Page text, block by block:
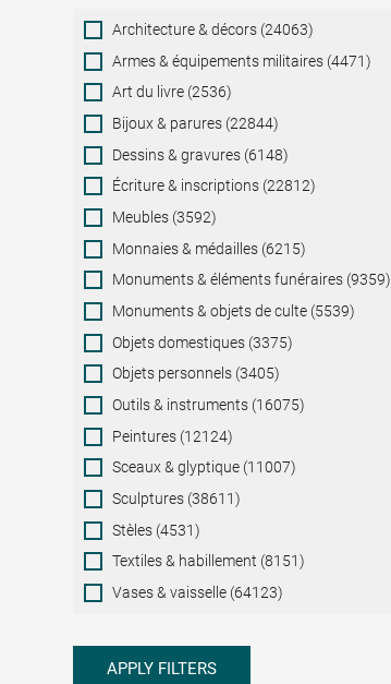
Category
Architecture & décors (24063)
Armes & équipements militaires (4471)
Art du livre (2536)
Bijoux & parures (22844)
Dessins & gravures (6148)
Écriture & inscriptions (22812)
Meubles (3592)
Monnaies & médailles (6215)
Monuments & éléments funéraires (9359)
Monuments & objets de culte (5539)
Objets domestiques (3375)
Objets personnels (3405)
Outils & instruments (16075)
Peintures (12124)
Sceaux & glyptique (11007)
Sculptures (38611)
Stèles (4531)
Textiles & habillement (8151)
Vases & vaisselle (64123)
APPLY FILTERS